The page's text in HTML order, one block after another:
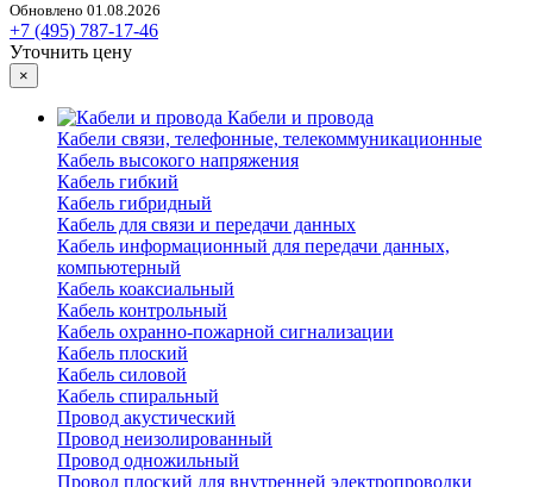
Обновлено 01.08.2026
+7 (495) 787-17-46
Уточнить цену
×
Кабели и провода
Кабели связи, телефонные, телекоммуникационные
Кабель высокого напряжения
Кабель гибкий
Кабель гибридный
Кабель для связи и передачи данных
Кабель информационный для передачи данных,
компьютерный
Кабель коаксиальный
Кабель контрольный
Кабель охранно-пожарной сигнализации
Кабель плоский
Кабель силовой
Кабель спиральный
Провод акустический
Провод неизолированный
Провод одножильный
Провод плоский для внутренней электропроводки